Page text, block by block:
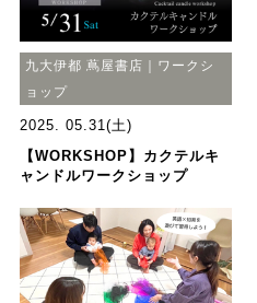
九大伊都 蔦屋書店｜ワークシ
ョップ
2025. 05.31(土)
【WORKSHOP】カクテルキ
ャンドルワークショップ